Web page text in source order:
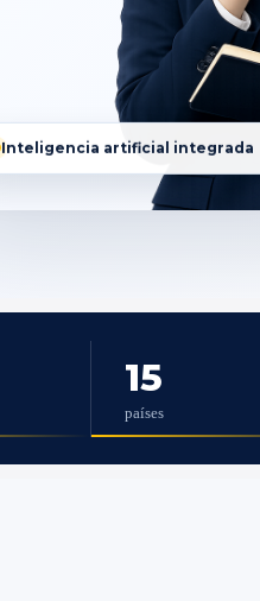
Inteligencia artificial integrada
15
países